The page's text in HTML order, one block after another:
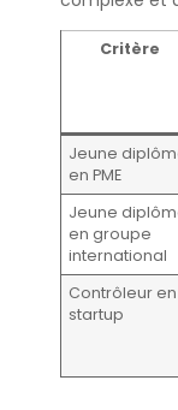
Critère
Jeune
en PME
Jeune
en groupe
international
Contrôleur en
startup